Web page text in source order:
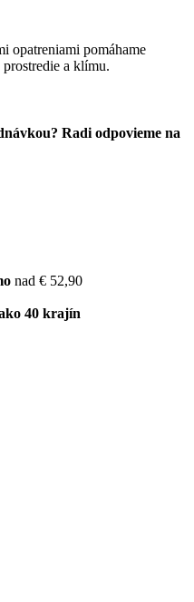
opatreniami pomáhame
a klímu.
Radi odpovieme na
nad € 52,90
40 krajín